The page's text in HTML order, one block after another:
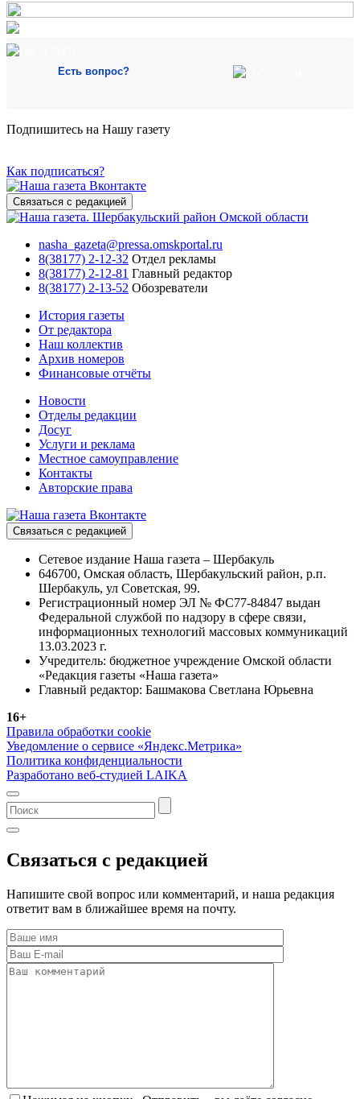
Есть вопрос?
Подпишитесь на Нашу газету
Как подписаться?
Связаться с редакцией
nasha_gazeta@pressa.omskportal.ru
8(38177) 2-12-32 Отдел рекламы
8(38177) 2-12-81 Главный редактор
8(38177) 2-13-52 Обозреватели
История газеты
От редактора
Наш коллектив
Архив номеров
Финансовые отчёты
Новости
Отделы редакции
Досуг
Услуги и реклама
Местное самоуправление
Контакты
Авторские права
Связаться с редакцией
Сетевое издание Наша газета – Шербакуль
646700, Омская область, Шербакульский район, р.п.
Шербакуль, ул Советская, 99.
Регистрационный номер ЭЛ № ФС77-84847 выдан
Федеральной службой по надзору в сфере связи,
информационных технологий массовых коммуникаций
13.03.2023 г.
Учредитель: бюджетное учреждение Омской области
«Редакция газеты «Наша газета»
Главный редактор: Башмакова Светлана Юрьевна
16+
Правила обработки cookie
Уведомление о сервисе «Яндекс.Метрика»
Политика конфиденциальности
Разработано веб-студией LAIKA
Связаться с редакцией
Напишите свой вопрос или комментарий, и наша редакция
ответит вам в ближайшее время на почту.